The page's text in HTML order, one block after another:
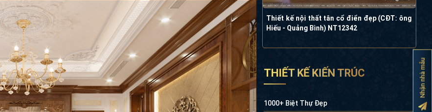
Thiết kế nội thất tân cổ điển đẹp (CĐT: ông
Hiếu - Quảng Bình) NT12342
THIẾT KẾ KIẾN TRÚC
1000+ Biệt Thự Đẹp
Nhận nhà mẫu